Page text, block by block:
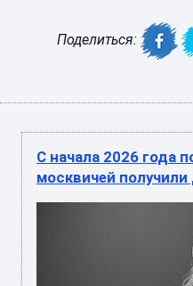
Поделиться:
С начала 2026 года
москвичей получили